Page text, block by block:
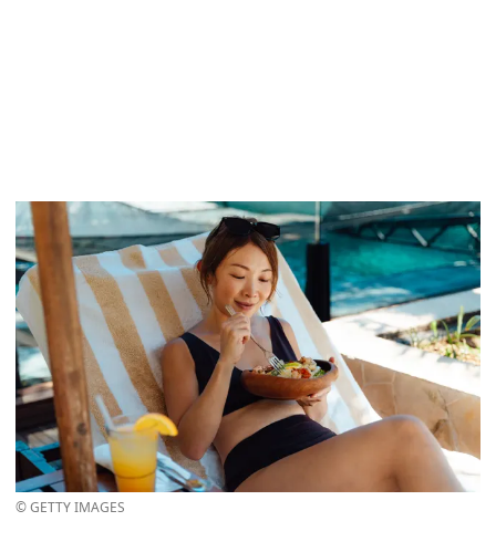
© GETTY IMAGES